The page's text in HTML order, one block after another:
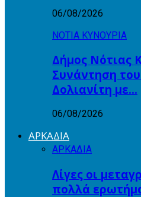
06/08/2026
ΝΟΤΙΑ ΚΥΝΟΥΡΙΑ
Δήμος Νότιας
Συνάντηση
Δολιανίτη με…
06/08/2026
ΑΡΚΑΔΙΑ
ΑΡΚΑΔΙΑ
Λίγες οι
πολλά